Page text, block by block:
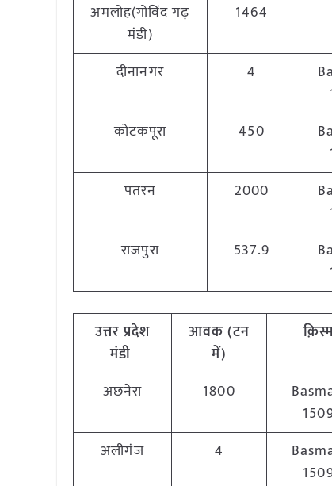
अमलोह(गोविंद गढ़
मंडी)
1464
दीनानगर 4
कोटकपूरा 450
पतरन 2000
राजपुरा 537.9
उत्तर प्रदेश
मंडी
आवक (टन
में)
अछनेरा 1800
अलीगंज 4